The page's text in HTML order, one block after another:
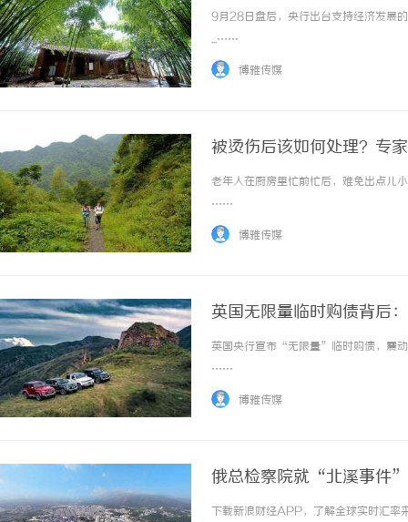
9月28日盘后，央行出台支持经济发展
...……
博雅传媒
被烫伤后该如何处理？专
老年人在厨房里忙前忙后，难免出点儿
……
博雅传媒
英国无限量临时购债背后
英国央行宣布“无限量”临时购债，震
……
博雅传媒
俄总检察院就“北溪事件”
下载新浪财经APP，了解全球实时汇率